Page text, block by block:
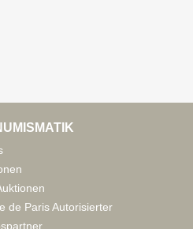
de Paris Autorisierter